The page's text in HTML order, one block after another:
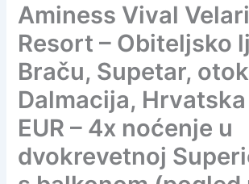
Aminess Vival
Resort – Obiteljsko
Braču, Supetar,
Dalmacija, Hrvatska
EUR – 4x noćenje u
dvokrevetnoj